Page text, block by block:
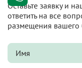
Оставьте заявку и
ответить на все
размещения вашего